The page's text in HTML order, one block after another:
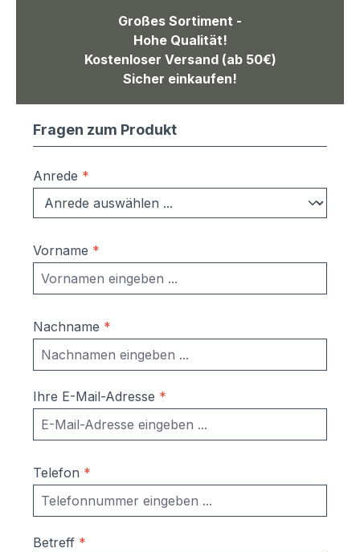
Großes Sortiment -
Hohe Qualität!
Kostenloser Versand (ab 50€)
Sicher einkaufen!
Fragen zum Produkt
Anrede *
Vorname *
Nachname *
Ihre E-Mail-Adresse *
Telefon *
Betreff *